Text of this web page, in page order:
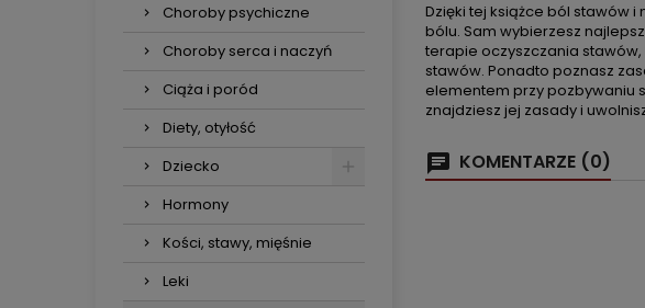
Choroby psychiczne
Choroby serca i naczyń
Ciąża i poród
Diety, otyłość
Dziecko
Hormony
Kości, stawy, mięśnie
Leki
Dzięki tej książce ból stawów
bólu. Sam wybierzesz
terapie oczyszczania
stawów. Ponadto poznasz
elementem przy pozbywaniu
znajdziesz jej zasady i
KOMENTARZE (0)